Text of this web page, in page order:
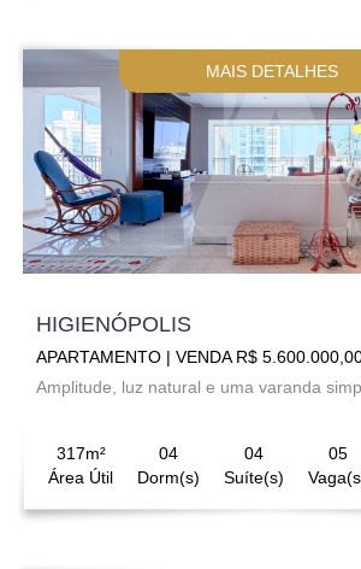
MAIS DETALHES
HIGIENÓPOLIS
APARTAMENTO | VENDA R$
Amplitude, luz natural e uma varanda
317m²
Área Útil
04
Dorm(s)
04
Suíte(s)
05